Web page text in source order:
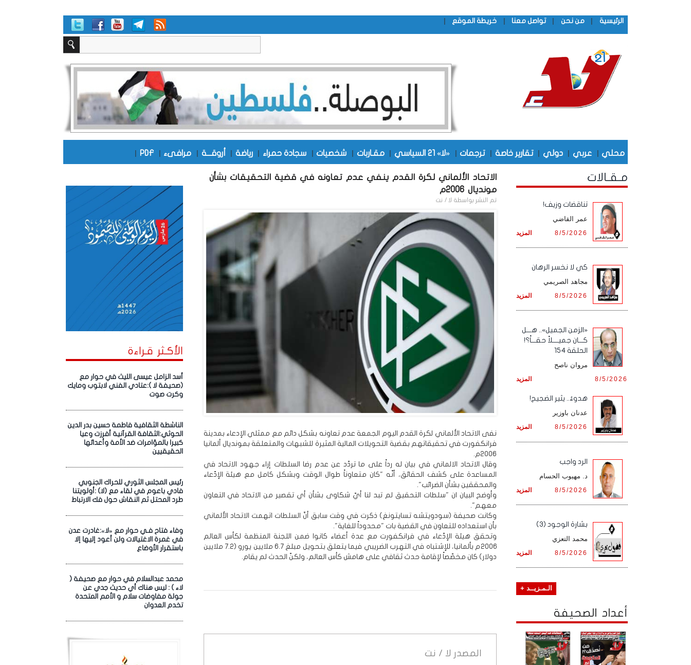
الرئيسية | من نحن | تواصل معنا | خريطة الموقع |
محلي | عربي | دولي | تقارير خاصة | ترجمات | «لا» 21 السياسي | مقـاربات | شخصيات | سجادة حمراء | رياضة | أروقـــة | مرافىء |
PDF
|
الأكـثر قـراءة
أسد الزامل عيسى الليث في حوار مع
(صحيفة لا ):عتادي الفني لابتوب ومايك
وكرت صوت
الناشطة الثقافية فاطمة حسين بدر الدين
الحوثي:الثقافة القرآنية أفرزت وعيا
كبيرا بالمؤامرات ضد الأمة وأعدائها
الحقيقيين
رئيس المجلس الثوري للحراك الجنوبي
فادي باعوم في لقاء مع (لا) :أولويتنا
طرد المحتل ثم النقاش حول فك الارتباط
وفاء فتاح فـي حوار مع «لا»:غادرت عدن
في غمرة الاغتيالات ولن أعود إليها إلا
باستقرار الأوضاع
محمد عبدالسلام في حوار مع صحيفة (
لاء ) : ليس هناك أي حديث جدي عن
جولة مفاوضات سلام و الأمم المتحدة
تخدم العدوان
الاتحاد الألماني لكرة القدم ينفي عدم تعاونه في قضية التحقيقات بشأن
مونديال 2006م
تم النشر بواسطة لا / نت
نفى الاتحاد الألماني لكرة القدم اليوم الجمعة عدم تعاونه بشكل دائم مع ممثلي الإدعاء بمدينة
فرانكفورت في تحقيقاتهم بقضية التحويلات المالية المثيرة للشبهات والمتعلقة بمونديال ألمانيا
2006م.
وقال الاتحاد الالماني في بيان له رداً على ما تردّد عن عدم رضا السلطات إزاء جهود الاتحاد في
المساعدة على كشف الحقائق، أنّه "كان متعاوناً طوال الوقت وبشكل كامل مع هيئة الإدّعاء
والمحققين بشأن الضرائب".
وأوضح البيان ان "سلطات التحقيق لم تبد لنا أيّ شكاوى بشأن أي تقصير من الاتحاد في التعاون
معهم".
وكانت صحيفة (سودويتشه تسايتونغ) ذكرت في وقت سابق أنّ السلطات اتهمت الاتحاد الألماني
بأن استعداده للتعاون في القضية بات "محدوداً للغاية".
وتحقق هيئة الإدّعاء في فرانكفورت مع عدة أعضاء كانوا ضمن اللجنة المنظمة لكأس العالم
2006م بألمانيا، للإشتباه في التهرب الضريبي فيما يتعلق بتحويل مبلغ 6.7 ملايين يورو (7.2 ملايين
دولار) كان مخصّصاً لإقامة حدث ثقافي على هامش كأس العالم، ولكنّ الحدث لم يقام.
المصدر لا / نت
مـقـالات
تناقضات وزيف!
عمر القاضي
المزيد 8/5/2026
كي لا نخسر الرهان
مجاهد الصريمي
المزيد 8/5/2026
«الزمن الجميل».. هـــل
كـــان جميــــلاً حقـــاً؟!
الحلقة 154
مروان ناصح
المزيد 8/5/2026
هدوءٌ.. يثير الضجيج!
عدنان باوزير
المزيد 8/5/2026
الرد واجب
د. مهيوب الحسام
المزيد 8/5/2026
بشارة الوجود (3)
محمد التعزي
المزيد 8/5/2026
الـمـزيــد +
أعداد الصحيفة